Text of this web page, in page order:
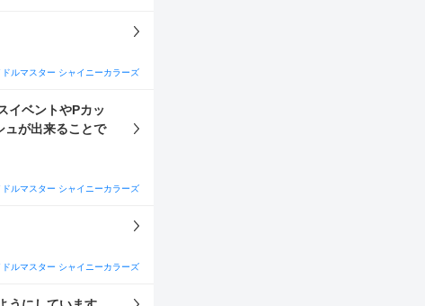
ドルマスター シャイニーカラーズ
イベントやPカッ
ュが出来ることで
ドルマスター シャイニーカラーズ
ドルマスター シャイニーカラーズ